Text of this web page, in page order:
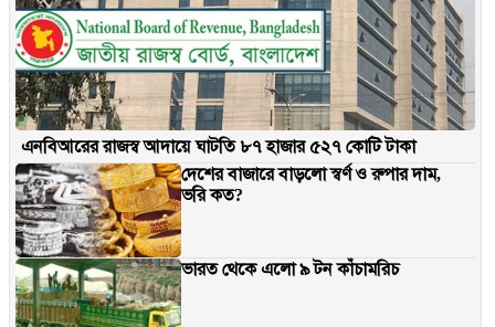
এনবিআরের রাজস্ব আদায়ে ঘাটতি ৮৭ হাজার ৫২৭ কোটি টাকা
দেশের বাজারে বাড়লো স্বর্ণ ও রুপার দাম,
ভরি কত?
ভারত থেকে এলো ৯ টন কাঁচামরিচ